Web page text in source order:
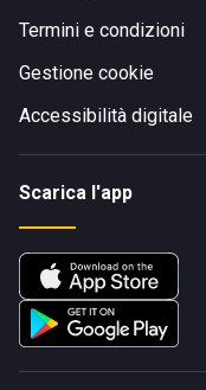
Termini e condizioni
Gestione cookie
Accessibilità digitale
Scarica l'app